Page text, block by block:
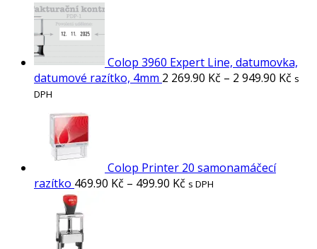
Colop 3960 Expert Line, datumovka,
datumové razítko, 4mm 2 269.90 Kč – 2 949.90 Kč s
DPH
Colop Printer 20 samonamáčecí
razítko 469.90 Kč – 499.90 Kč s DPH